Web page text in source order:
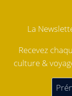
La
Recevez
culture &